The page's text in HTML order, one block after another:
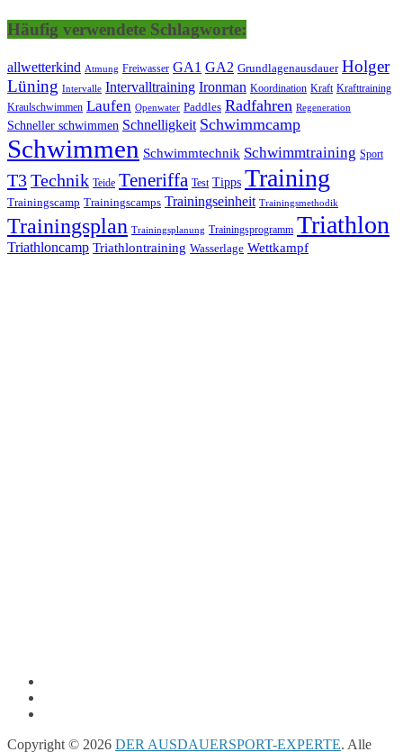
Häufig verwendete Schlagworte:
allwetterkind Atmung Freiwasser GA1 GA2 Grundlagenausdauer Holger
Lüning Intervalle Intervalltraining Ironman Koordination Kraft Krafttraining
Kraulschwimmen Laufen Openwater Paddles Radfahren Regeneration
Schneller schwimmen Schnelligkeit Schwimmcamp
Schwimmen Schwimmtechnik Schwimmtraining Sport
T3Technik Teide Teneriffa Test Tipps Training
Trainingscamp Trainingscamps Trainingseinheit Trainingsmethodik
Trainingsplan Trainingsplanung Trainingsprogramm Triathlon
Triathloncamp Triathlontraining Wasserlage Wettkampf
Copyright © 2026 DER AUSDAUERSPORT-EXPERTE. Alle